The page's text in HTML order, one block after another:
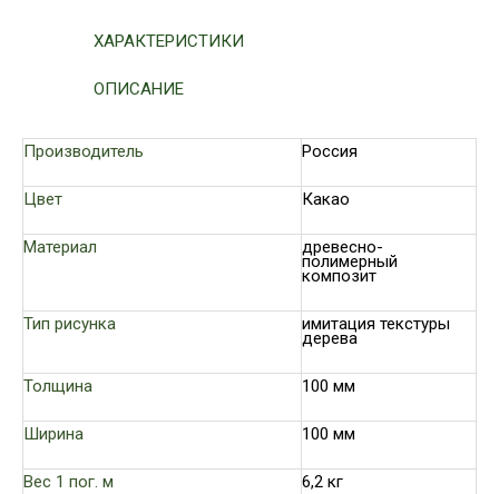
ХАРАКТЕРИСТИКИ
ОПИСАНИЕ
Производитель Россия
Цвет Какао
Материал древесно-
полимерный
композит
Тип рисунка имитация текстуры
дерева
Толщина 100 мм
Ширина 100 мм
Вес 1 пог. м 6,2 кг